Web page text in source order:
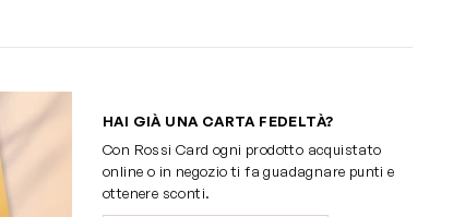
HAI GIÀ UNA CARTA FEDELTÀ?
Con Rossi Card ogni prodotto acquistato
online o in negozio ti fa guadagnare punti e
ottenere sconti.